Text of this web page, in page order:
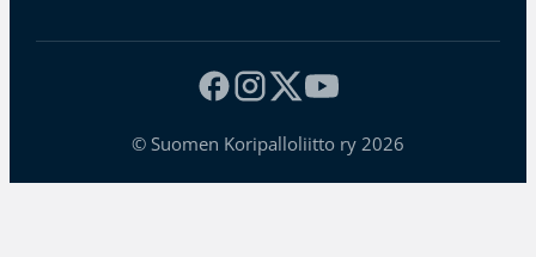
© Suomen Koripalloliitto ry 2026